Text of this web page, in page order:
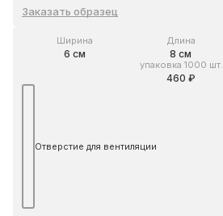
Заказать образец
Ширина
6 см
Длина
8 см
упаковка 1000 шт.
460 ₽
Отверстие для вентиляции